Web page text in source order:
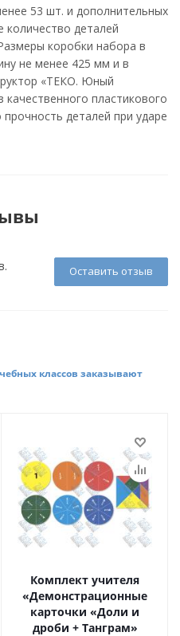
53 шт. и дополнительных
деталей
коробки набора в
не менее 425 мм и в
«ТЕКО. Юный
качественного пластикового
деталей при ударе
Оставить отзыв
классов заказывают
Комплект учителя
«Демонстрационные
карточки «Доли и
дроби + Танграм»